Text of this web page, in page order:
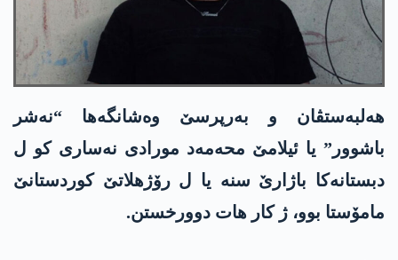
ھەلبەستڤان و بەرپرسێ وەشانگەھا “نەشر
باشوور” یا ئیلامێ محەمەد مورادی نەساری کو ل
دبستانەکا باژارێ سنە یا ل رۆژھلاتێ کوردستانێ
مامۆستا بوو، ژ کار ھات دوورخستن.